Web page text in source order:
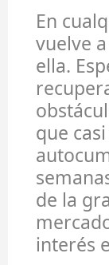
En
vuelve
ella.
que
de la
interés